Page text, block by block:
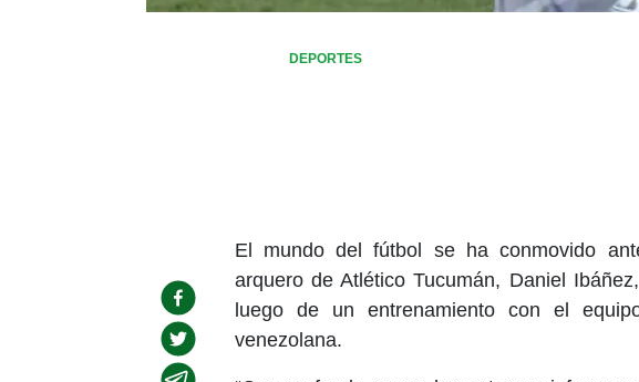
DEPORTES
El mundo del fútbol se ha conmovido
arquero de Atlético Tucumán, Daniel
luego de un entrenamiento con el
venezolana.